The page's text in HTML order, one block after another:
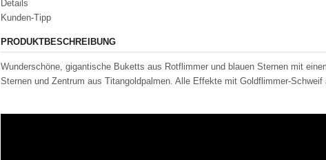
Details
Kunden-Tipp
PRODUKTBESCHREIBUNG
Wunderschöne, gigantische Buketts aus Rotflimmer und blauen Sternen mit
Sternen und Zentrum aus Titangoldpalmen. Alle Effekte mit Goldflimmer-Schweif